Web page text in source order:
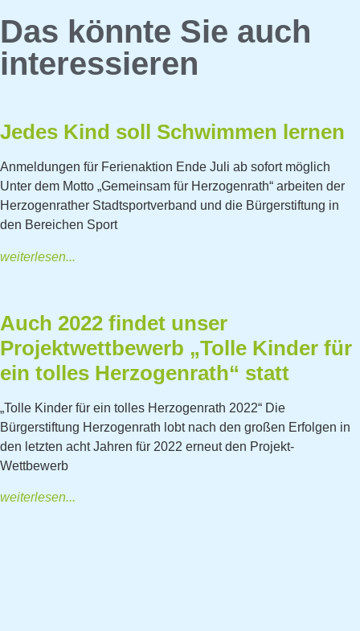
Das könnte Sie auch
interessieren
Jedes Kind soll Schwimmen lernen
Anmeldungen für Ferienaktion Ende Juli ab sofort möglich
Unter dem Motto „Gemeinsam für Herzogenrath“ arbeiten der
Herzogenrather Stadtsportverband und die Bürgerstiftung in
den Bereichen Sport
weiterlesen...
Auch 2022 findet unser
Projektwettbewerb „Tolle Kinder für
ein tolles Herzogenrath“ statt
„Tolle Kinder für ein tolles Herzogenrath 2022“ Die
Bürgerstiftung Herzogenrath lobt nach den großen Erfolgen in
den letzten acht Jahren für 2022 erneut den Projekt-
Wettbewerb
weiterlesen...